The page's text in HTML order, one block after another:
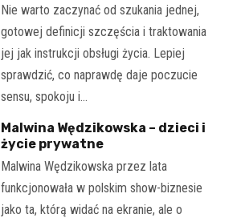
Nie warto zaczynać od szukania jednej,
gotowej definicji szczęścia i traktowania
jej jak instrukcji obsługi życia. Lepiej
sprawdzić, co naprawdę daje poczucie
sensu, spokoju i…
Malwina Wędzikowska – dzieci i
życie prywatne
Malwina Wędzikowska przez lata
funkcjonowała w polskim show-biznesie
jako ta, którą widać na ekranie, ale o